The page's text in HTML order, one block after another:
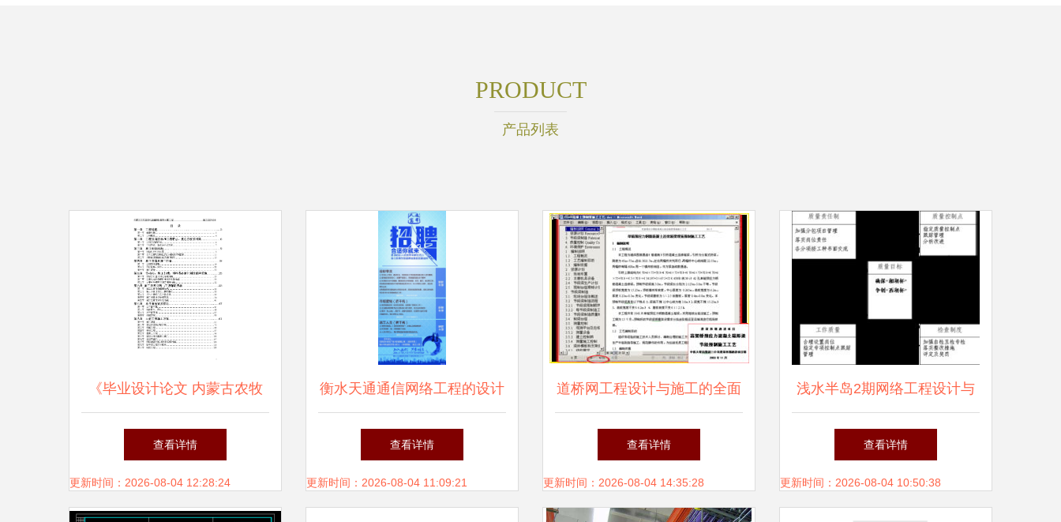
PRODUCT
产品列表
《毕业设计论文 内蒙古农牧
业现代流通网络服务大厦工程
投标施工组织设计 —— 网络
查看详情
更新时间：2026-08-04 12:28:24
衡水天通通信网络工程的设计
与施工指南
查看详情
更新时间：2026-08-04 11:09:21
道桥网工程设计与施工的全面
解析 从路基桥梁到论文规范
的实用指南
查看详情
更新时间：2026-08-04 14:35:28
浅水半岛2期网络工程设计与
施工组织方案
查看详情
更新时间：2026-08-04 10:50:38